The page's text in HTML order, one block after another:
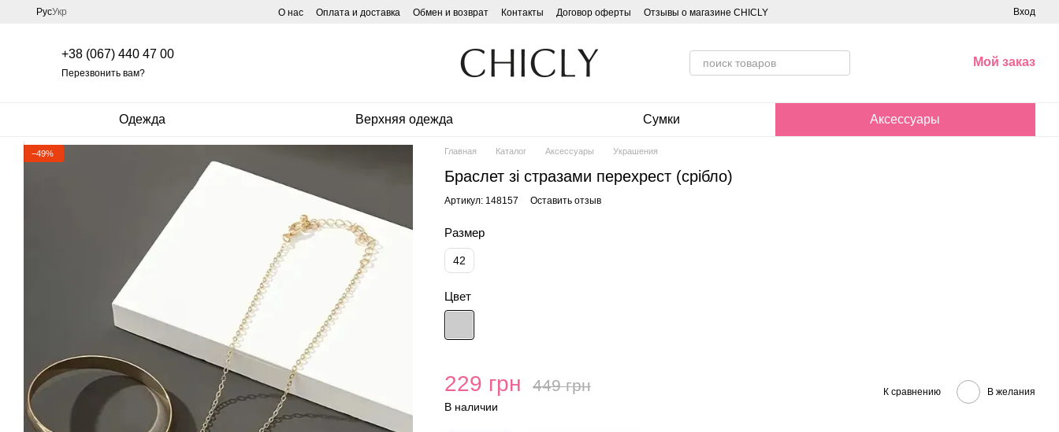
Перейти к основному контенту
РусУкр О нас Оплата и доставка Обмен и возврат Контакты Договор оферты Отзывы о магазине CHICLY Вход
+38 (067) 440 47 00
Перезвонить вам?
Мой заказ
Одежда Верхняя одежда Сумки Аксессуары
−49% Главная Каталог Аксессуары Украшения
Браслет зі стразами перехрест (срібло)
Артикул: 148157 Оставить отзыв
Размер
42
Цвет
229 грн 449 грн
В наличии
К сравнению В желания